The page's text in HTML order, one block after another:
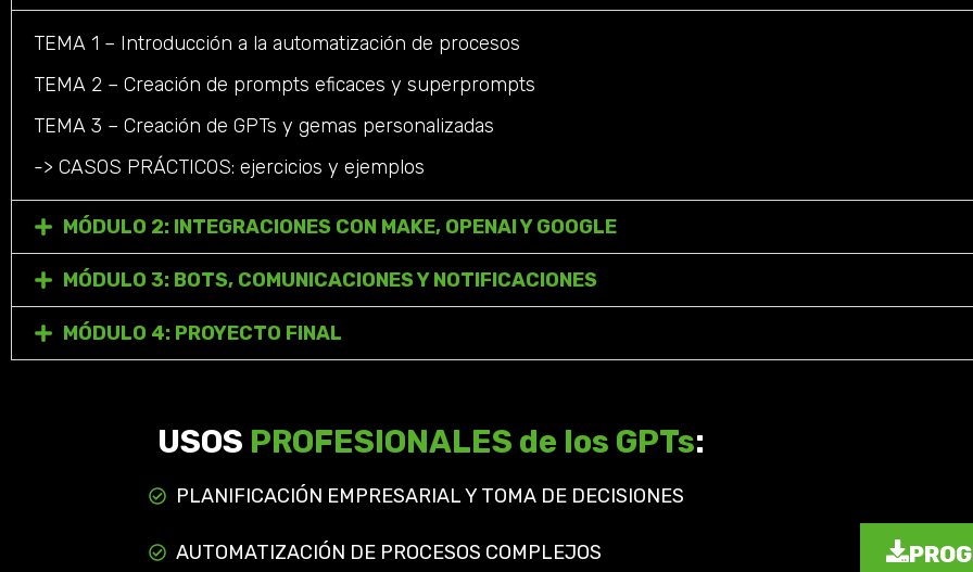
TEMA 1 – Introducción a la automatización de procesos
TEMA 2 – Creación de prompts eficaces y superprompts
TEMA 3 – Creación de GPTs y gemas personalizadas
-> CASOS PRÁCTICOS: ejercicios y ejemplos
MÓDULO 2: INTEGRACIONES CON MAKE, OPENAI Y GOOGLE
MÓDULO 3: BOTS, COMUNICACIONES Y NOTIFICACIONES
MÓDULO 4: PROYECTO FINAL
USOS PROFESIONALES de los GPTs:
PLANIFICACIÓN EMPRESARIAL Y TOMA DE DECISIONES
AUTOMATIZACIÓN DE PROCESOS COMPLEJOS